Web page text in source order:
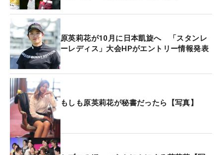
今週の米下部は、9月19～21日の日程で、同じくア
ーカンソー州にて「マーフィー・USA・エルドラ
ド・シュートアウト」が行われる。原はエントリー
していない。
ウォルマートNWアーカンソー選手権には、ツアー
メンバーの日本勢13人全員がエントリー。2012年
に宮里藍、18年と21年には畑岡奈紗が優勝してお
り、日本勢に好相性の大会とも言われている。
原英莉花が10月に日本凱旋へ 「スタンレ
ーレディス」大会HPがエントリー情報発表
もしも原英莉花が秘書だったら【写真】